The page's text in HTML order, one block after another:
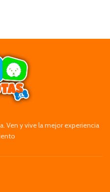
Ven y vive la mejor experiencia